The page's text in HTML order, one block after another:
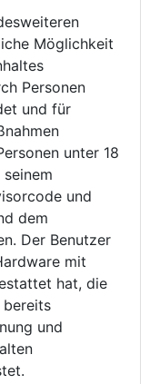
Möglichkeit
Personen
und für
unter 18
und
dem
Der Benutzer
mit
hat, die
bereits
und